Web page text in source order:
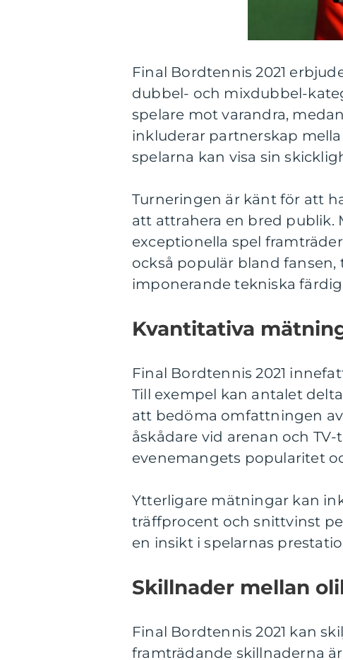
Final Bordtennis 2021
dubbel- och mixdubbel-
spelare mot varandra,
inkluderar partnerskap
spelarna kan visa sin
Turneringen är känt för att
att attrahera en bred publik.
exceptionella spel
också populär bland
imponerande tekniska
Kvantitativa
Final Bordtennis 2021
Till exempel kan antalet
att bedöma omfattningen
åskådare vid arenan och
evenemangets popularitet
Ytterligare mätningar kan
träffprocent och snittvinst
en insikt i spelarnas
Skillnader mellan
Final Bordtennis 2021 kan
framträdande skillnaderna